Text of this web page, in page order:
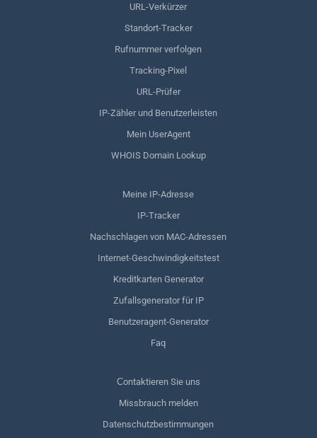
URL-Verkürzer
Standort-Tracker
Rufnummer verfolgen
Tracking-Pixel
URL-Prüfer
IP-Zähler und Benutzerleisten
Mein UserAgent
WHOIS Domain Lookup
Meine IP-Adresse
IP-Tracker
Nachschlagen von MAC-Adressen
Internet-Geschwindigkeitstest
Kreditkarten Generator
Zufallsgenerator für IP
Benutzeragent-Generator
Faq
Сontaktieren Sie uns
Missbrauch melden
Datenschutzbestimmungen